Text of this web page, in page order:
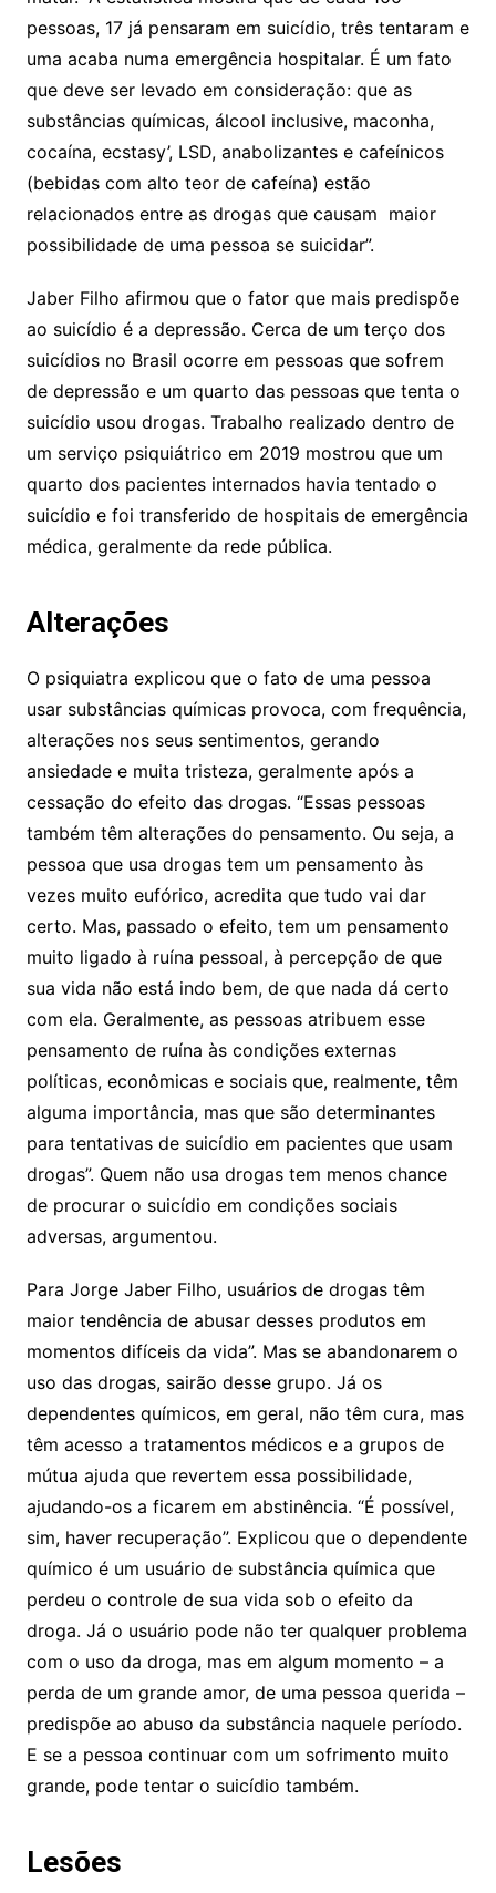
pessoas, 17 já pensaram em suicídio, três tentaram e
uma acaba numa emergência hospitalar. É um fato
que deve ser levado em consideração: que as
substâncias químicas, álcool inclusive, maconha,
cocaína, ecstasy’, LSD, anabolizantes e cafeínicos
(bebidas com alto teor de cafeína) estão
relacionados entre as drogas que causam maior
possibilidade de uma pessoa se suicidar”.
Jaber Filho afirmou que o fator que mais predispõe
ao suicídio é a depressão. Cerca de um terço dos
suicídios no Brasil ocorre em pessoas que sofrem
de depressão e um quarto das pessoas que tenta o
suicídio usou drogas. Trabalho realizado dentro de
um serviço psiquiátrico em 2019 mostrou que um
quarto dos pacientes internados havia tentado o
suicídio e foi transferido de hospitais de emergência
médica, geralmente da rede pública.
Alterações
O psiquiatra explicou que o fato de uma pessoa
usar substâncias químicas provoca, com frequência,
alterações nos seus sentimentos, gerando
ansiedade e muita tristeza, geralmente após a
cessação do efeito das drogas. “Essas pessoas
também têm alterações do pensamento. Ou seja, a
pessoa que usa drogas tem um pensamento às
vezes muito eufórico, acredita que tudo vai dar
certo. Mas, passado o efeito, tem um pensamento
muito ligado à ruína pessoal, à percepção de que
sua vida não está indo bem, de que nada dá certo
com ela. Geralmente, as pessoas atribuem esse
pensamento de ruína às condições externas
políticas, econômicas e sociais que, realmente, têm
alguma importância, mas que são determinantes
para tentativas de suicídio em pacientes que usam
drogas”. Quem não usa drogas tem menos chance
de procurar o suicídio em condições sociais
adversas, argumentou.
Para Jorge Jaber Filho, usuários de drogas têm
maior tendência de abusar desses produtos em
momentos difíceis da vida”. Mas se abandonarem o
uso das drogas, sairão desse grupo. Já os
dependentes químicos, em geral, não têm cura, mas
têm acesso a tratamentos médicos e a grupos de
mútua ajuda que revertem essa possibilidade,
ajudando-os a ficarem em abstinência. “É possível,
sim, haver recuperação”. Explicou que o dependente
químico é um usuário de substância química que
perdeu o controle de sua vida sob o efeito da
droga. Já o usuário pode não ter qualquer problema
com o uso da droga, mas em algum momento – a
perda de um grande amor, de uma pessoa querida –
predispõe ao abuso da substância naquele período.
E se a pessoa continuar com um sofrimento muito
grande, pode tentar o suicídio também.
Lesões